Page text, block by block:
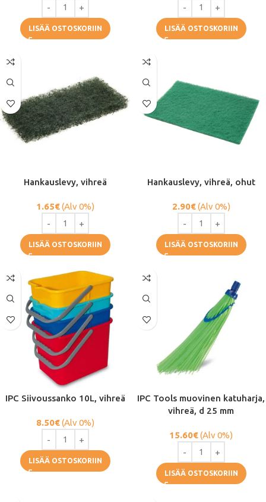
LISÄÄ OSTOSKORIIN LISÄÄ OSTOSKORIIN
Hankauslevy, vihreä
1.65€(Alv 0%)
LISÄÄ OSTOSKORIIN
Hankauslevy, vihreä, ohut
2.90€(Alv 0%)
LISÄÄ OSTOSKORIIN
IPC Siivoussanko 10L, vihreä
8.50€(Alv 0%)
LISÄÄ OSTOSKORIIN
IPC Tools muovinen katuharja,
vihreä, d 25 mm
15.60€(Alv 0%)
LISÄÄ OSTOSKORIIN